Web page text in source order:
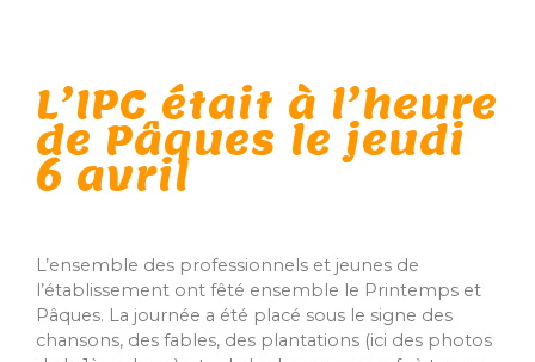
L’IPC était à l’heure
de Pâques le jeudi
6 avril
L’ensemble des professionnels et jeunes de
l’établissement ont fêté ensemble le Printemps et
Pâques. La journée a été placé sous le signe des
chansons, des fables, des plantations (ici des photos